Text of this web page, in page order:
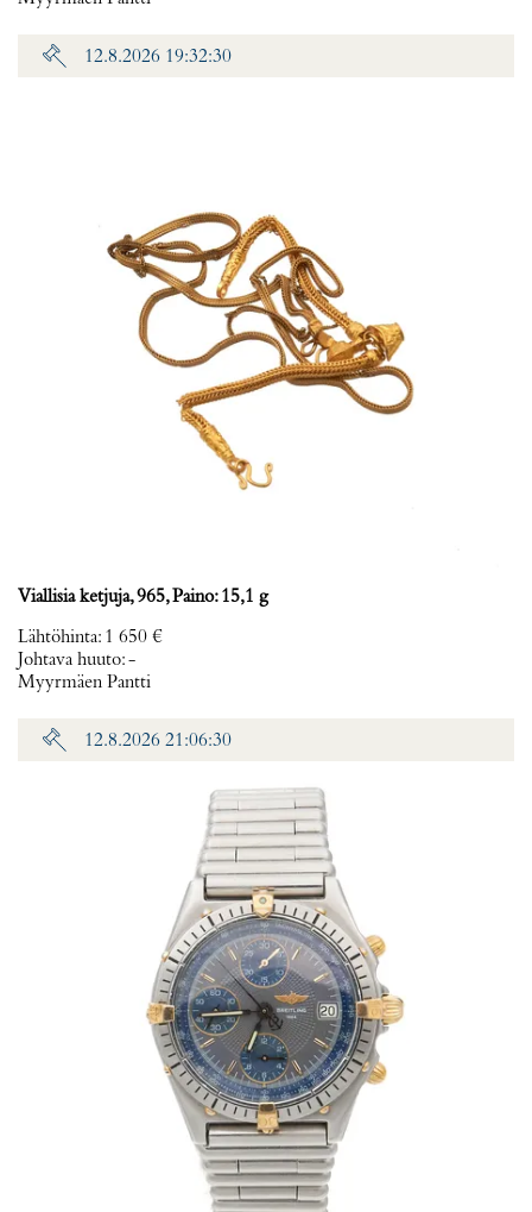
12.8.2026 19:32:30
Viallisia ketjuja, 965, Paino: 15,1 g
Lähtöhinta: 1 650 €
Johtava huuto:-
Myyrmäen Pantti
12.8.2026 21:06:30